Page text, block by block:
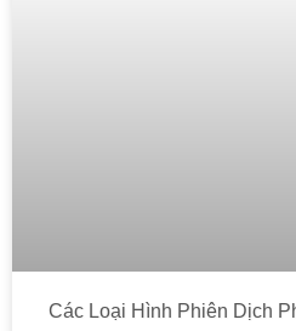
Các Loại Hình Phiên Dịch